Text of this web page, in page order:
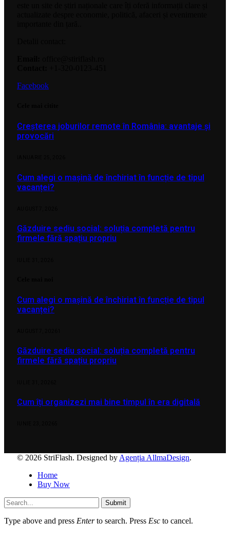
Facebook
Creșterea joburilor remote în România: avantaje și
provocări
Cum alegi o mașină de închiriat în funcție de tipul
vacanței?
Găzduire sediu social: soluția completă pentru
firmele fără spațiu propriu
Cum alegi o mașină de închiriat în funcție de tipul
vacanței?
Găzduire sediu social: soluția completă pentru
firmele fără spațiu propriu
Cum îți organizezi mai bine timpul în era digitală
© 2026 StriFlash. Designed by Agenția AllmaDesign.
Home
Buy Now
Submit
Type above and press Enterto search. Press Esc to cancel.